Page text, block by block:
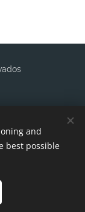
and
best possible